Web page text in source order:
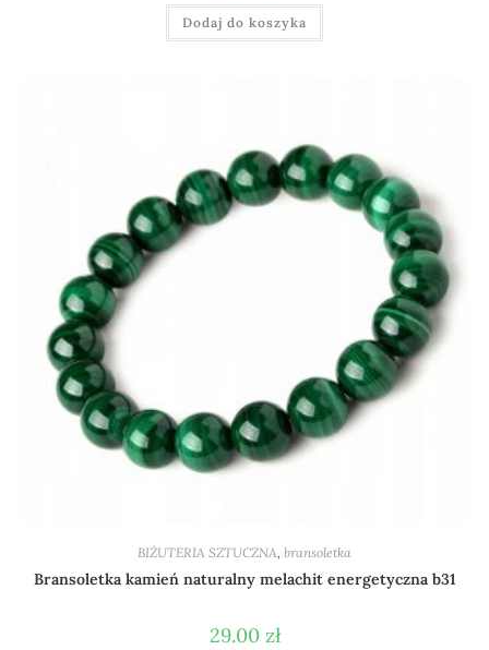
Dodaj do koszyka
BIŻUTERIA SZTUCZNA, bransoletka
Bransoletka kamień naturalny melachit energetyczna b31
29.00 zł